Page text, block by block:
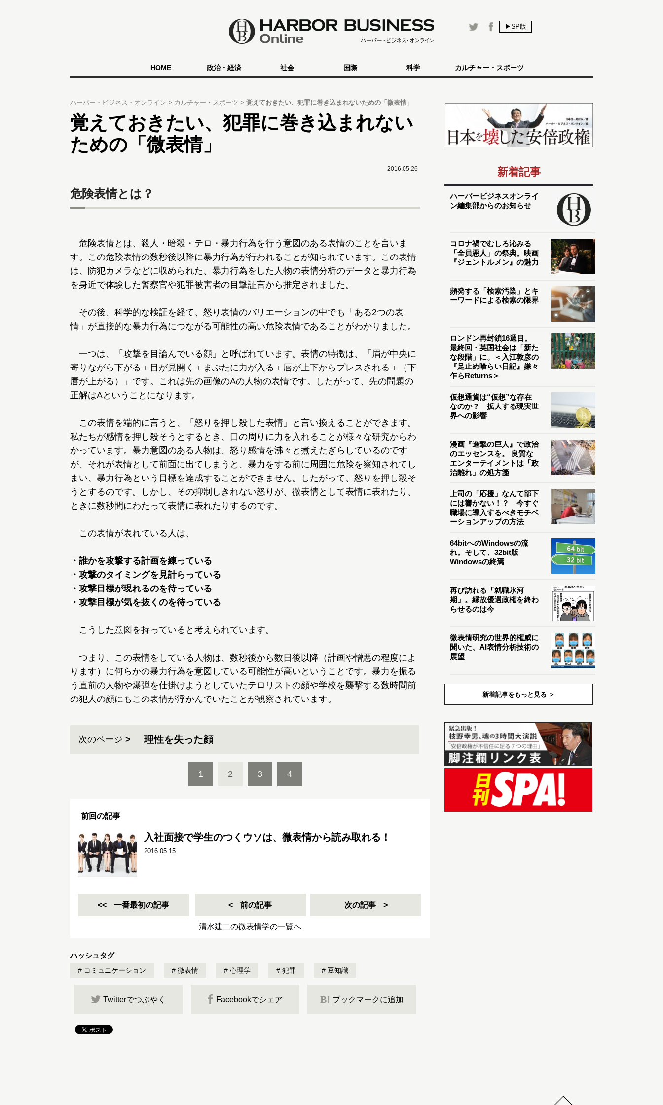
▶SP版
HOME 政治・経済 社会 国際 科学 カルチャー・スポーツ
ハーバー・ビジネス・オンライン カルチャー・スポーツ 覚えておきたい、犯罪に巻き込まれないための「微表情」
覚えておきたい、犯罪に巻き込まれない
ための「微表情」
2016.05.26
危険表情とは？
危険表情とは、殺人・暗殺・テロ・暴力行為を行う意図のある表情のことを言いま
す。この危険表情の数秒後以降に暴力行為が行われることが知られています。この表情
は、防犯カメラなどに収められた、暴力行為をした人物の表情分析のデータと暴力行為
を身近で体験した警察官や犯罪被害者の目撃証言から推定されました。
その後、科学的な検証を経て、怒り表情のバリエーションの中でも「ある2つの表
情」が直接的な暴力行為につながる可能性の高い危険表情であることがわかりました。
一つは、「攻撃を目論んでいる顔」と呼ばれています。表情の特徴は、「眉が中央に
寄りながら下がる＋目が見開く＋まぶたに力が入る＋唇が上下からプレスされる＋（下
唇が上がる）」です。これは先の画像のAの人物の表情です。したがって、先の問題の
正解はAということになります。
この表情を端的に言うと、「怒りを押し殺した表情」と言い換えることができます。
私たちが感情を押し殺そうとするとき、口の周りに力を入れることが様々な研究からわ
かっています。暴力意図のある人物は、怒り感情を沸々と煮えたぎらしているのです
が、それが表情として前面に出てしまうと、暴力をする前に周囲に危険を察知されてし
まい、暴力行為という目標を達成することができません。したがって、怒りを押し殺そ
うとするのです。しかし、その抑制しきれない怒りが、微表情として表情に表れたり、
ときに数秒間にわたって表情に表れたりするのです。
この表情が表れている人は、
・誰かを攻撃する計画を練っている
・攻撃のタイミングを見計らっている
・攻撃目標が現れるのを待っている
・攻撃目標が気を抜くのを待っている
こうした意図を持っていると考えられています。
つまり、この表情をしている人物は、数秒後から数日後以降（計画や憎悪の程度によ
ります）に何らかの暴力行為を意図している可能性が高いということです。暴力を振る
う直前の人物や爆弾を仕掛けようとしていたテロリストの顔や学校を襲撃する数時間前
の犯人の顔にもこの表情が浮かんでいたことが観察されています。
次のページ 理性を失った顔
1 2 3 4
前回の記事
入社面接で学生のつくウソは、微表情から読み取れる！
2016.05.15
一番最初の記事 前の記事 次の記事
清水建二の微表情学の一覧へ
ハッシュタグ
コミュニケーション 微表情 心理学 犯罪 豆知識
Twitterでつぶやく Facebookでシェア B! ブックマークに追加
新着記事
ハーバービジネスオンライ
ン編集部からのお知らせ
コロナ禍でむしろ沁みる
「全員悪人」の祭典。映画
『ジェントルメン』の魅力
頻発する「検索汚染」とキ
ーワードによる検索の限界
ロンドン再封鎖16週目。
最終回・英国社会は「新た
な段階」に。＜入江敦彦の
『足止め喰らい日記』嫌々
乍らReturns＞
仮想通貨は“仮想”な存在
なのか？ 拡大する現実世
界への影響
漫画『進撃の巨人』で政治
のエッセンスを。 良質な
エンターテイメントは「政
治離れ」の処方箋
上司の「応援」なんて部下
には響かない！？ 今すぐ
職場に導入するべきモチベ
ーションアップの方法
64bitへのWindowsの流
れ。そして、32bit版
Windowsの終焉
再び訪れる「就職氷河
期」。縁故優遇政権を終わ
らせるのは今
微表情研究の世界的権威に
聞いた、AI表情分析技術の
展望
新着記事をもっと見る